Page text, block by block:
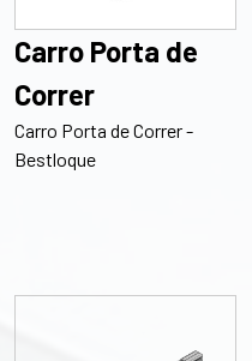
Carro Porta de
Correr
Carro Porta de Correr -
Bestloque